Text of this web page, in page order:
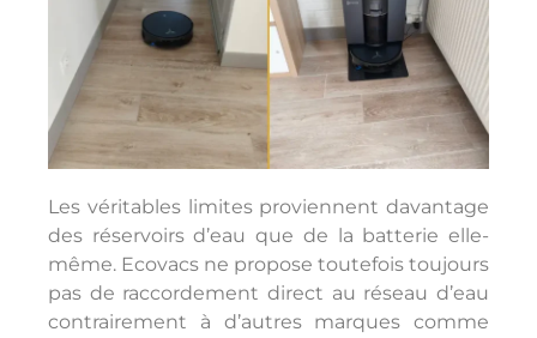
Les véritables limites proviennent davantage
des réservoirs d’eau que de la batterie elle-
même. Ecovacs ne propose toutefois toujours
pas de raccordement direct au réseau d’eau
contrairement à d’autres marques comme